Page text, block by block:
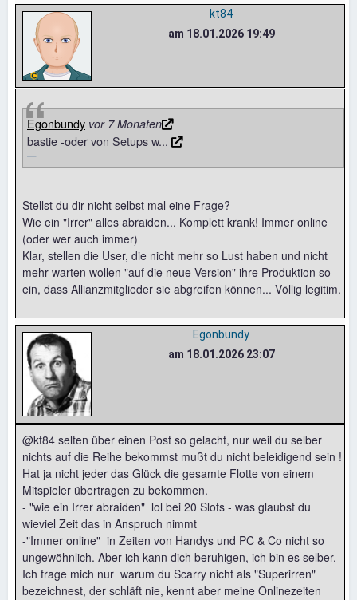
kt84
am 18.01.2026 19:49
Egonbundy vor 7 Monaten
bastie -oder von Setups w...
Stellst du dir nicht selbst mal eine Frage?
Wie ein "Irrer" alles abraiden... Komplett krank! Immer online
(oder wer auch immer)
Klar, stellen die User, die nicht mehr so Lust haben und nicht
mehr warten wollen "auf die neue Version" ihre Produktion so
ein, dass Allianzmitglieder sie abgreifen können... Völlig legitim.
Egonbundy
am 18.01.2026 23:07
@kt84 selten über einen Post so gelacht, nur weil du selber
nichts auf die Reihe bekommst mußt du nicht beleidigend sein !
Hat ja nicht jeder das Glück die gesamte Flotte von einem
Mitspieler übertragen zu bekommen.
- "wie ein Irrer abraiden" lol bei 20 Slots - was glaubst du
wieviel Zeit das in Anspruch nimmt
-"Immer online" in Zeiten von Handys und PC & Co nicht so
ungewöhnlich. Aber ich kann dich beruhigen, ich bin es selber.
Ich frage mich nur warum du Scarry nicht als "Superirren"
bezeichnest, der schläft nie, kennt aber meine Onlinezeiten